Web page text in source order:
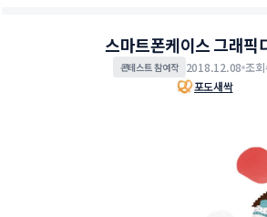
스마트폰케이스 그래픽
콘테스트 참여작 2018.12.08 조
포도새싹